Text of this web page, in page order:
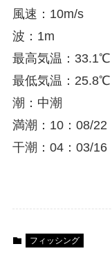
風速：10m/s
波：1m
最高気温：33.1℃
最低気温：25.8℃
潮：中潮
満潮：10：08/22
干潮：04：03/16
フィッシング